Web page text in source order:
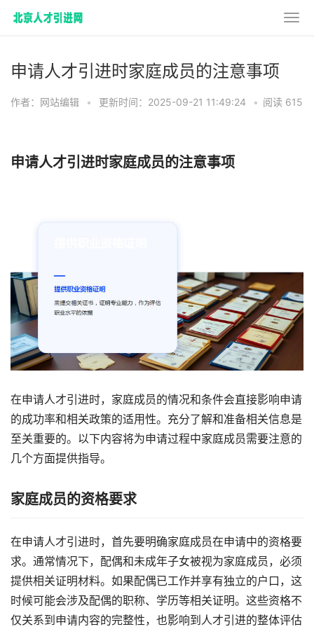
申请人才引进时家庭成员的注意事项
作者：网站编辑 • 更新时间：2025-09-21 11:49:24 • 阅读 615
申请人才引进时家庭成员的注意事项
在申请人才引进时，家庭成员的情况和条件会直接影响申请
的成功率和相关政策的适用性。充分了解和准备相关信息是
至关重要的。以下内容将为申请过程中家庭成员需要注意的
几个方面提供指导。
家庭成员的资格要求
在申请人才引进时，首先要明确家庭成员在申请中的资格要
求。通常情况下，配偶和未成年子女被视为家庭成员，必须
提供相关证明材料。如果配偶已工作并享有独立的户口，这
时候可能会涉及配偶的职称、学历等相关证明。这些资格不
仅关系到申请内容的完整性，也影响到人才引进的整体评估